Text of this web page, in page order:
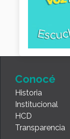
Conocé
Historia
Institucional
HCD
Transparencia